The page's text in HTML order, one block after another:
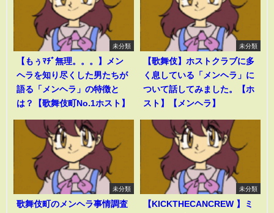
未分類
【もぅﾏﾁﾞ無理。。。】メン
ヘラを知り尽くした男たちが
語る「メンヘラ」の特徴と
は？【歌舞伎町No.1ホスト】
未分類
【歌舞伎】ホストクラブに多
く息している「メンヘラ」に
ついて話してみました。【ホ
スト】【メンヘラ】
未分類
歌舞伎町のメンヘラ事情調査
未分類
【KICKTHECANCREW 】ミ